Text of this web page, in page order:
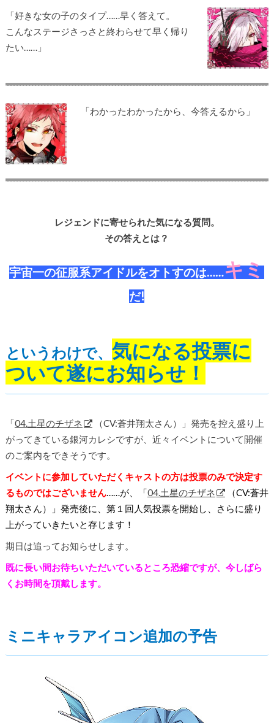
「好きな女の子のタイプ……早く答えて。
こんなステージさっさと終わらせて早く帰り
たい……」
「わかったわかったから、今答えるから」
レジェンドに寄せられた気になる質問。
その答えとは？
宇宙一の征服系アイドルをオトすのは……キミ
だ!
というわけで、 気になる投票に
ついて遂にお知らせ！
「04.土星のチザネ
（CV:蒼井翔太さん）」発売を控え盛り上
がってきている銀河カレシですが、近々イベントについて開催
のご案内をできそうです。
イベントに参加していただくキャストの方は投票のみで決定す
るものではございません……が、「04.土星のチザネ
（CV:蒼井
翔太さん）」発売後に、第１回人気投票を開始し、さらに盛り
上がっていきたいと存じます！
期日は追ってお知らせします。
既に長い間お待ちいただいているところ恐縮ですが、今しばら
くお時間を頂戴します。
ミニキャラアイコン追加の予告